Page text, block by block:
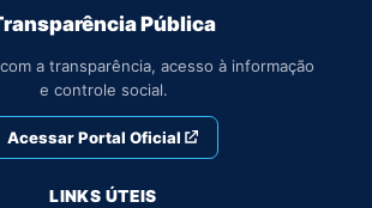
Pública
a transparência, acesso à informação
e controle social.
Acessar Portal Oficial
LINKS ÚTEIS